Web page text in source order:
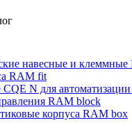
навесные и
RAM fit
N для
RAM block
корпуса RAM box